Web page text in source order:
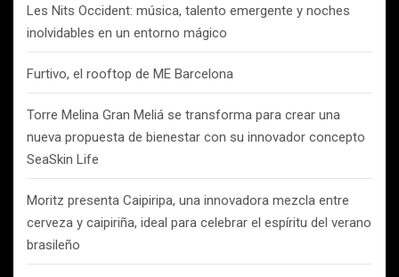
Les Nits Occident: música, talento emergente y noches
inolvidables en un entorno mágico
Furtivo, el rooftop de ME Barcelona
Torre Melina Gran Meliá se transforma para crear una
nueva propuesta de bienestar con su innovador concepto
SeaSkin Life
Moritz presenta Caipiripa, una innovadora mezcla entre
cerveza y caipiriña, ideal para celebrar el espíritu del verano
brasileño